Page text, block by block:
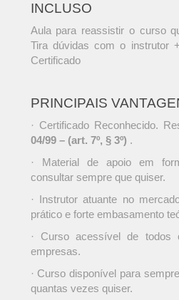
INCLUSO
Aula para reassistir o curso
Tira dúvidas com o instrutor
Certificado
PRINCIPAIS
· Certificado Reconhecido.
04/99 – (art. 7º, § 3º) .
· Material de apoio em
consultar sempre que quiser.
· Instrutor atuante no
prático e forte embasamento
· Curso acessível de todos
empresas.
· Curso disponível para
quantas vezes quiser.